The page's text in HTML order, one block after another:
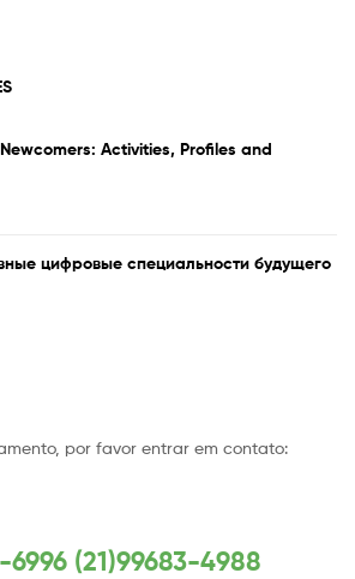
Activities, Profiles and
цифровые специальности будущего
por favor entrar em contato:
6996 (21)99683-4988